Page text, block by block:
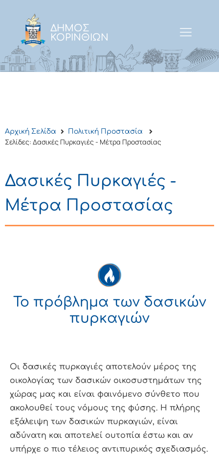
ΔΗΜΟΣ
ΚΟΡΙΝΘΙΩΝ
Αρχική Σελίδα Πολιτική Προστασία
Σελίδες: Δασικές Πυρκαγιές - Μέτρα Προστασίας
Δασικές Πυρκαγιές -
Μέτρα Προστασίας
Το πρόβλημα των δασικών
πυρκαγιών
Οι δασικές πυρκαγιές αποτελούν μέρος της
οικολογίας των δασικών οικοσυστημάτων της
χώρας μας και είναι φαινόμενο σύνθετο που
ακολουθεί τους νόμους της φύσης. Η πλήρης
εξάλειψη των δασικών πυρκαγιών, είναι
αδύνατη και αποτελεί ουτοπία έστω και αν
υπήρχε ο πιο τέλειος αντιπυρικός σχεδιασμός.